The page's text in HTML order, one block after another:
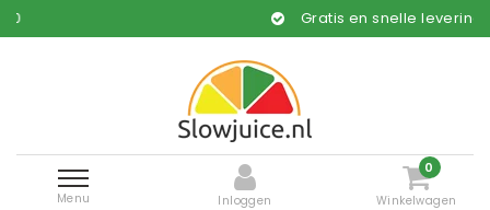
Gratis en snelle levering*
Menu Inloggen
0
Winkelwagen